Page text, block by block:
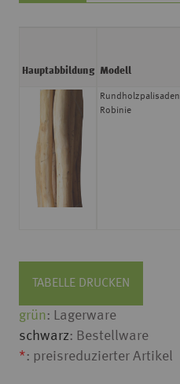
Rundholzpalisaden
Robinie
Hauptabbildung Modell
TABELLE DRUCKEN
grün: Lagerware
schwarz: Bestellware
*: preisreduzierter Artikel